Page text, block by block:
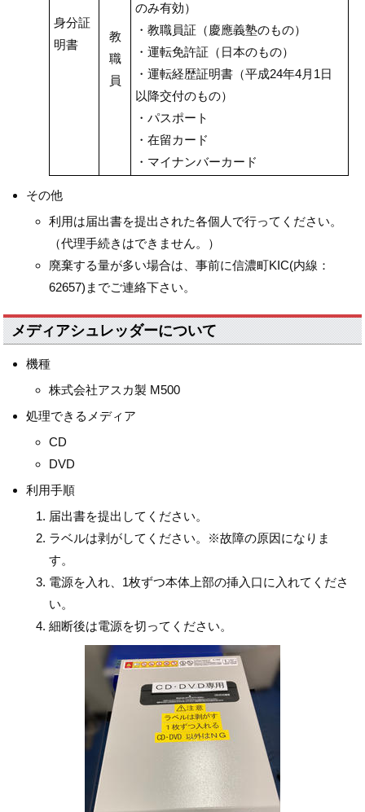
身分証
明書
教
職
員
のみ有効）
・教職員証（慶應義塾のもの）
・運転免許証（日本のもの）
・運転経歴証明書（平成24年4月1日
以降交付のもの）
・パスポート
・在留カード
・マイナンバーカード
その他
利用は届出書を提出された各個人で行ってください。
（代理手続きはできません。）
廃棄する量が多い場合は、事前に信濃町KIC(内線：
62657)までご連絡下さい。
メディアシュレッダーについて
機種
株式会社アスカ製 M500
処理できるメディア
CD
DVD
利用手順
届出書を提出してください。
ラベルは剥がしてください。※故障の原因になりま
す。
電源を入れ、1枚ずつ本体上部の挿入口に入れてくださ
い。
細断後は電源を切ってください。